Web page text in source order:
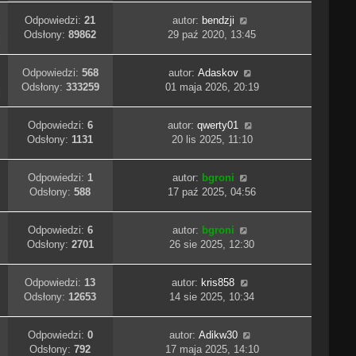
Odpowiedzi:21
Odsłony:89862
autor: bendzji
29 paź 2020, 13:45
Odpowiedzi: 568
Odsłony: 333259
autor: Adaskov
01 maja 2026, 20:19
Odpowiedzi: 6
Odsłony:1131
autor:qwerty01
20 lis 2025, 11:10
Odpowiedzi: 1
Odsłony:588
autor: bgroni
17 paź 2025, 04:56
Odpowiedzi: 6
Odsłony: 2701
autor: bgroni
26 sie 2025, 12:30
Odpowiedzi:13
Odsłony:12653
autor: kris858
14 sie 2025, 10:34
Odpowiedzi: 0
Odsłony:792
autor: Adikw30
17 maja 2025, 14:10